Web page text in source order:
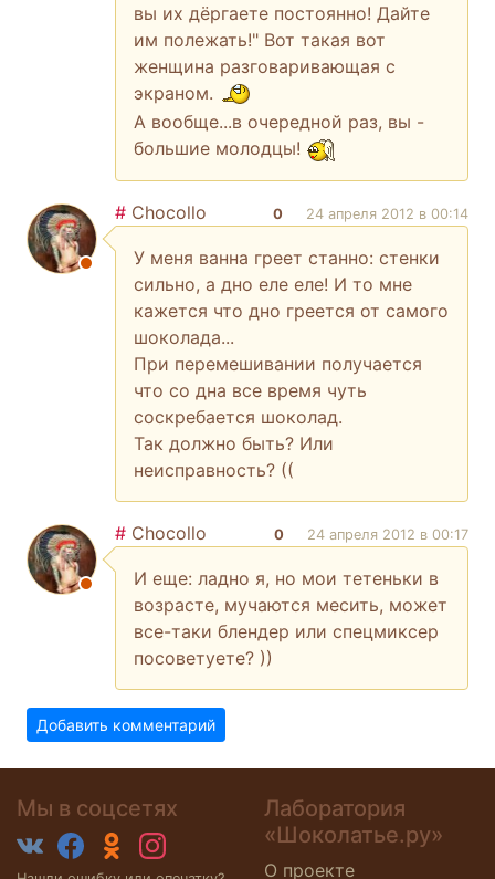
вы их дёргаете постоянно! Дайте
им полежать!" Вот такая вот
женщина разговаривающая с
экраном.
А вообще...в очередной раз, вы -
большие молодцы!
# Chocollo 0 24 апреля 2012 в 00:14
У меня ванна греет станно: стенки
сильно, а дно еле еле! И то мне
кажется что дно греется от самого
шоколада...
При перемешивании получается
что со дна все время чуть
соскребается шоколад.
Так должно быть? Или
неисправность? ((
# Chocollo 0 24 апреля 2012 в 00:17
И еще: ладно я, но мои тетеньки в
возрасте, мучаются месить, может
все-таки блендер или спецмиксер
посоветуете? ))
Добавить комментарий
Мы в соцсетях
Лаборатория
«Шоколатье.ру»
О проекте